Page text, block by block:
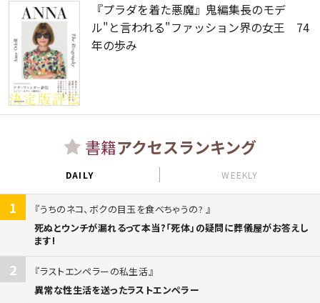
『プラダを着た悪魔』鬼編集長のモデ
ル"と言われる"ファッション界の女王 74
年の歩み
書籍アクセスランキング
DAILY WEEKLY
1
うちのネコ、ボクの目玉を食べちゃうの?
死ぬとウンチが漏れるって本当?「死体」の疑問に葬儀屋がお答えし
ます!
2
ラストエンペラーの私生活
異常な性生活を送ったラストエンペラー